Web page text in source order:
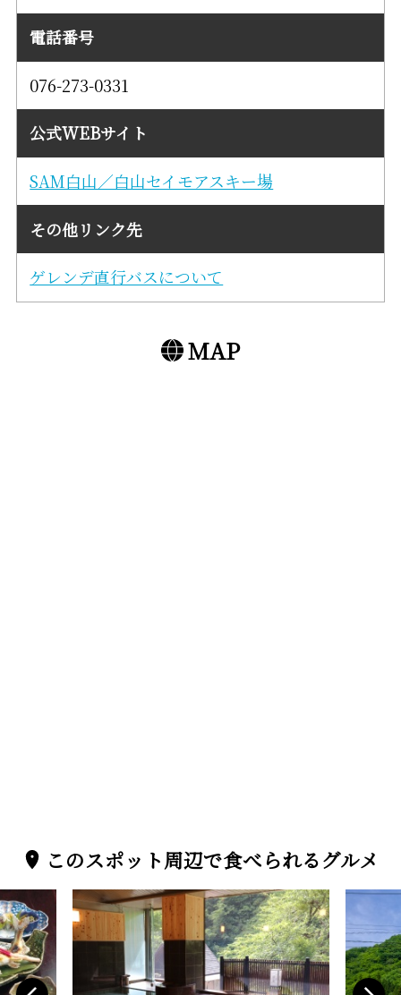
電話番号
076-273-0331
公式WEBサイト
SAM白山／白山セイモアスキー場
その他リンク先
ゲレンデ直行バスについて
MAP
このスポット周辺で食べられるグルメ